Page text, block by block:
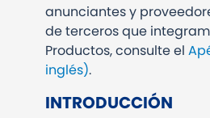
anunciantes y
de terceros que
Productos, consulte el
inglés).
INTRODUCCIÓN